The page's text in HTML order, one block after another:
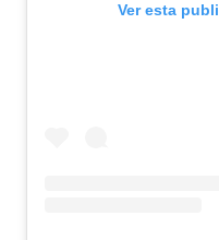
Ver esta